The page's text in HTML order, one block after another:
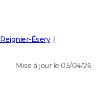
Reignier-Ésery
Mise à jour le 03/04/26